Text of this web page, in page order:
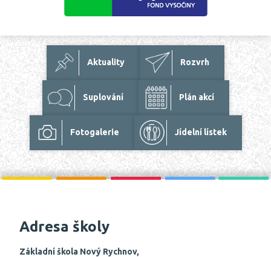
Aktuality Rozvrh
Suplování Plán akcí
Fotogalerie Jídelní lístek
Adresa školy
Základní škola Nový Rychnov,